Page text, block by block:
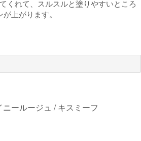
くれて、スルスルと塗りやすいところ
上がります。
ールージュ / キスミーフ